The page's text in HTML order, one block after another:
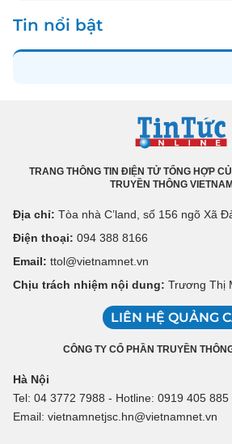
Tin nổi bật
TRANG THÔNG TIN ĐIỆN TỬ TỔNG HỢP
TRUYỀN THÔNG
Địa chỉ: Tòa nhà C’land, số 156 ngõ Xã
Điện thoại: 094 388 8166
Email: ttol@vietnamnet.vn
Chịu trách nhiệm nội dung: Trương Thị
LIÊN HỆ QUẢNG
CÔNG TY CỔ PHẦN TRUYỀN
Hà Nội
Tel: 04 3772 7988 - Hotline: 0919 405 885
Email: vietnamnetjsc.hn@vietnamnet.vn